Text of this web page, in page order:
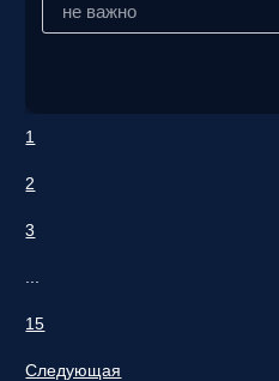
не важно
1
2
3
15
Следующая